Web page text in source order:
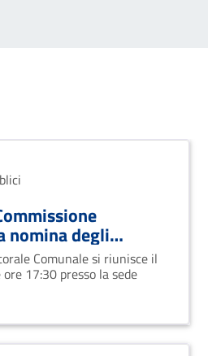
nomina degli
22 e 23
Comunale si riunisce il
17:30 presso la sede